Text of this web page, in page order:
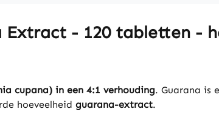
- 120 tabletten -
cupana) in een 4:1 verhouding. Guarana is
hoeveelheid guarana-extract.